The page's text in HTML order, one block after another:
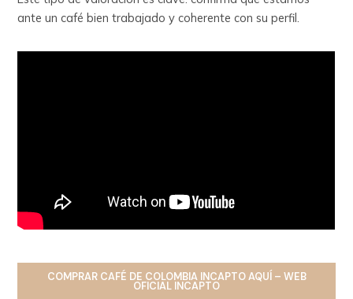
ante un café bien trabajado y coherente con su perfil.
COMPRAR CAFÉ DE COLOMBIA INCAPTOAQUÍ – WEB
OFICIAL INCAPTO